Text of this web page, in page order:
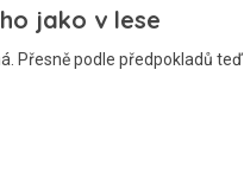
jako v lese
Přesně podle předpokladů teď